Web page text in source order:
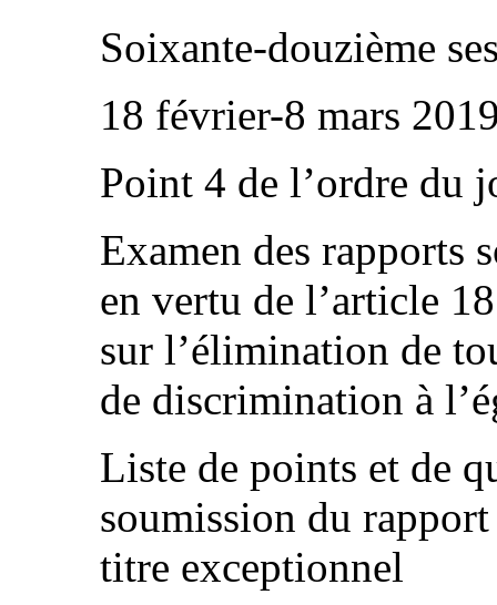
Soixante-douzième
18 février-8 mars
Point 4 de l’ordre du
Examen des rapports
en vertu de l’article
sur l’élimination de
de discrimination à
Liste de points et de
soumission du
titre exceptionnel